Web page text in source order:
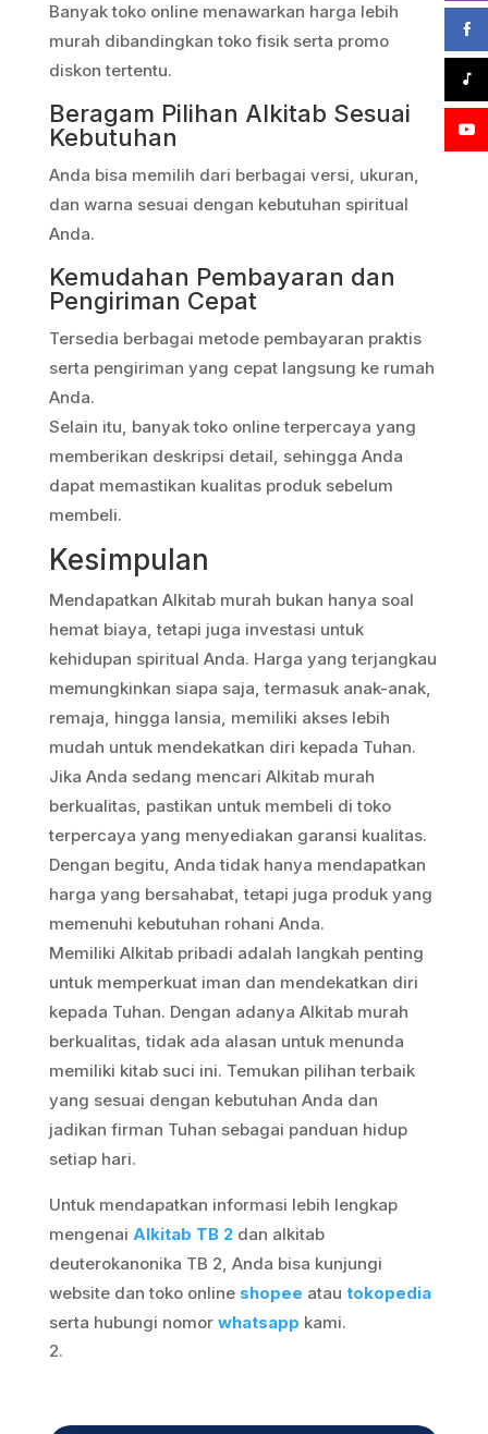
Banyak toko online menawarkan harga lebih
murah dibandingkan toko fisik serta promo
diskon tertentu.
Beragam Pilihan Alkitab Sesuai
Kebutuhan
Anda bisa memilih dari berbagai versi, ukuran,
dan warna sesuai dengan kebutuhan spiritual
Anda.
Kemudahan Pembayaran dan
Pengiriman Cepat
Tersedia berbagai metode pembayaran praktis
serta pengiriman yang cepat langsung ke rumah
Anda.
Selain itu, banyak toko online terpercaya yang
memberikan deskripsi detail, sehingga Anda
dapat memastikan kualitas produk sebelum
membeli.
Kesimpulan
Mendapatkan Alkitab murah bukan hanya soal
hemat biaya, tetapi juga investasi untuk
kehidupan spiritual Anda. Harga yang terjangkau
memungkinkan siapa saja, termasuk anak-anak,
remaja, hingga lansia, memiliki akses lebih
mudah untuk mendekatkan diri kepada Tuhan.
Jika Anda sedang mencari Alkitab murah
berkualitas, pastikan untuk membeli di toko
terpercaya yang menyediakan garansi kualitas.
Dengan begitu, Anda tidak hanya mendapatkan
harga yang bersahabat, tetapi juga produk yang
memenuhi kebutuhan rohani Anda.
Memiliki Alkitab pribadi adalah langkah penting
untuk memperkuat iman dan mendekatkan diri
kepada Tuhan. Dengan adanya Alkitab murah
berkualitas, tidak ada alasan untuk menunda
memiliki kitab suci ini. Temukan pilihan terbaik
yang sesuai dengan kebutuhan Anda dan
jadikan firman Tuhan sebagai panduan hidup
setiap hari.
Untuk mendapatkan informasi lebih lengkap
mengenai Alkitab TB 2dan alkitab
deuterokanonika TB 2, Anda bisa kunjungi
website dan toko online shopee atau tokopedia
serta hubungi nomor whatsapp kami.